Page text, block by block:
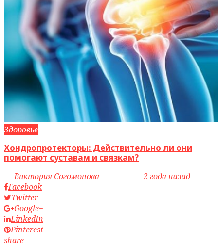
Здоровье
Хондропротекторы: Действительно ли они
помогают суставам и связкам?
byВиктория Согомонова access_time2 года назад
Facebook
Twitter
Google+
LinkedIn
Pinterest
share